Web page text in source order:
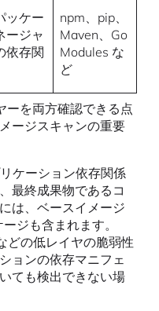
ッケー
ージャ
依存関
npm、pip、
Maven、Go
Modules な
ど
ーを両方確認できる点
ージスキャンの重要
ケーション依存関係
最終成果物であるコ
は、ベースイメージ
ジも含まれます。
どの低レイヤの脆弱性
ョンの依存マニフェ
ても検出できない場